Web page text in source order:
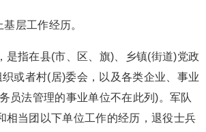
层工作经历。
指在县(市、区、旗)、乡镇(街道)党政
或者村(居)委会，以及各类企业、事业
员法管理的事业单位不在此列)。军队
相当团以下单位工作的经历，退役士兵